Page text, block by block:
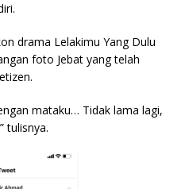
drama Lelakimu Yang Dulu
foto Jebat yang telah
mataku… Tidak lama lagi,
tulisnya.